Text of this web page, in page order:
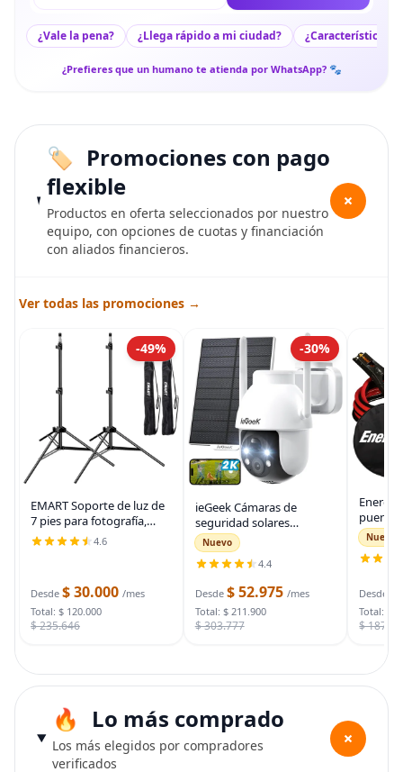
¿Vale la pena? ¿Llega rápido a mi ciudad? ¿Características
¿Prefieres que un humano te atienda por WhatsApp? 🐾
Promociones con pago
flexible
Productos en oferta seleccionados por nuestro
equipo, con opciones de cuotas y financiación
con aliados financieros.
+
Ver todas las promociones →
-49%
EMART Soporte de luz de
7 pies para fotografía,
soporte de trípode
portátil para fotos y
con funda de
4.6
Desde $ 30.000 /mes
Total: $ 120.000
$ 235.646
-30%
ieGeek Cámaras de
seguridad solares
inalámbricas para
exteriores, cámara WiFi 2K
para sistema de
seguridad del hogar,
cámara de vigilancia
Nuevo
4.4
Desde $ 52.975 /mes
Total: $ 211.900
$ 303.777
puente
auto,
para
bolsa
Nuevo
Desde
Total: $
$
Lo más comprado
Los más elegidos por compradores
verificados
+